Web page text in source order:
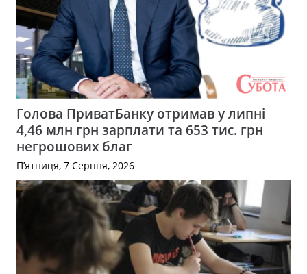
Голова ПриватБанку отримав у липні
4,46 млн грн зарплати та 653 тис. грн
негрошових благ
П’ятниця, 7 Серпня, 2026